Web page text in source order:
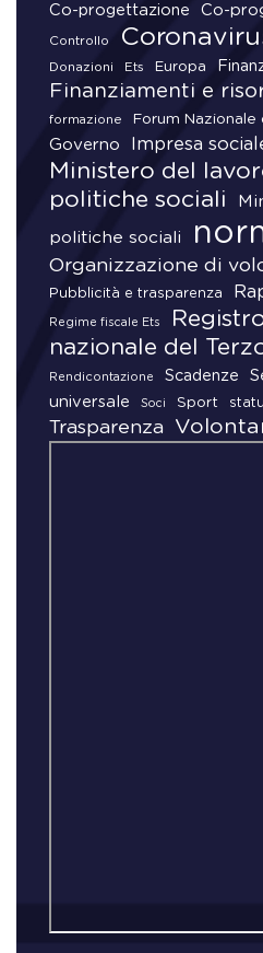
Co-progettazione Co-
Controllo
Donazioni Ets Europa
Finanziamenti e
formazione Forum
Governo Impresa
Ministero del
politiche sociali
politiche sociali
Organizzazione di
Pubblicità e trasparenza
Regime fiscale Ets
nazionale del
Rendicontazione Scadenze
universale
Soci Sport
Trasparenza